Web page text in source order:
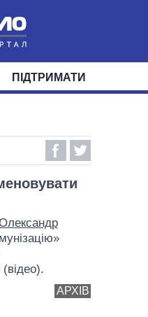
СВІТ
ОКРУГИ
ПІДТРИМАТИ
АРХІВ